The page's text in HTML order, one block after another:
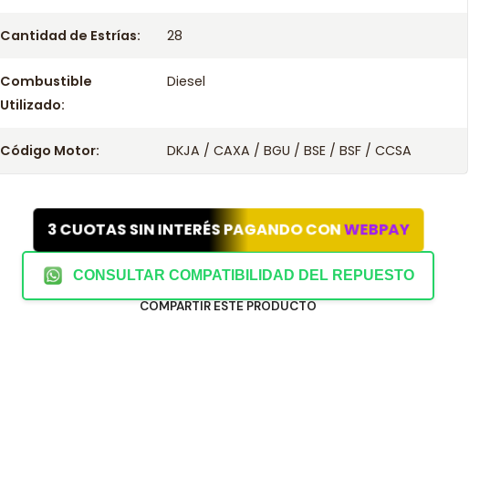
Cantidad de Estrías: 28
Combustible
Utilizado:
Diesel
Código Motor: DKJA / CAXA / BGU / BSE / BSF / CCSA
3 CUOTAS SIN INTERÉS PAGANDO CONWEBPAY
CONSULTAR COMPATIBILIDAD DEL REPUESTO
COMPARTIR ESTE PRODUCTO